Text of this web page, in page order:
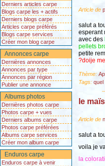
Derniers articles carpe
Blogs carpe les + actifs
Derniers blogs carpe
Articles carpe préférés
Blogs carpe services
Créer mon blog carpe
Annonces carpe
Dernières annonces
Annonces par type
Annonces par région
Publier une annonce
Albums photos
Dernières photos carpe
Photos carpe + vues
Derniers albums carpe
Photos carpe préférées
Albums carpe services
Créer mon album carpe
Enduros carpe
Enduros carpe à venir
Article de
salut a
esperant
avec des
pellets
petite
?doije
Thème:
Tags: quel
le maïs
Article de
salut a
voila je
la